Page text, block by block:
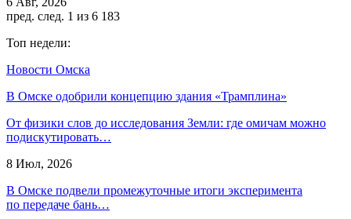
пред. след. 1 из 6 183
Топ недели:
Новости Омска
В Омске одобрили концепцию здания «Трамплина»
От физики слов до исследования Земли: где омичам можно
подискутировать…
8 Июл, 2026
В Омске подвели промежуточные итоги эксперимента
по передаче бань…